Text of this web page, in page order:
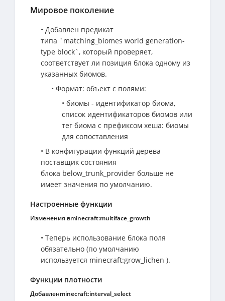
Мировое поколение
• Добавлен предикат
типа `matching_biomes world generation-
type block`, который проверяет,
соответствует ли позиция блока одному из
указанных биомов.
• Формат: объект с полями:
• биомы - идентификатор биома,
список идентификаторов биомов или
тег биома с префиксом хеша: биомы
для сопоставления
• В конфигурации функций дерева
поставщик состояния
блока below_trunk_provider больше не
имеет значения по умолчанию.
Настроенные функции
Изменения вminecraft:multiface_growth
• Теперь использование блока поля
обязательно (по умолчанию
используется minecraft:grow_lichen ).
Функции плотности
Добавленminecraft:interval_select